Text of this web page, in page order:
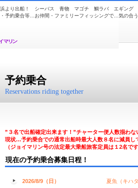
浜より出船！ シーバス 青物 マゴチ 鯛ラバ エギン
予約乗合等…お仲間・ファミリーフィッシングで…気の合
予約乗合
Reservations riding together
”３名で出船確定出来ます！”チャーター便人数揃わ
現状…予約乗合での通常出船時最大人数８名に減員し
（ジョイマリン号の法定最大乗船旅客定員は１2名です
現在の予約乗合募集日程！
2026/8/9（日） 夏魚（キハ